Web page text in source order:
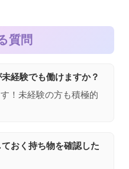
質問
経験でも働けますか？
！未経験の方も積極的
おく持ち物を確認した